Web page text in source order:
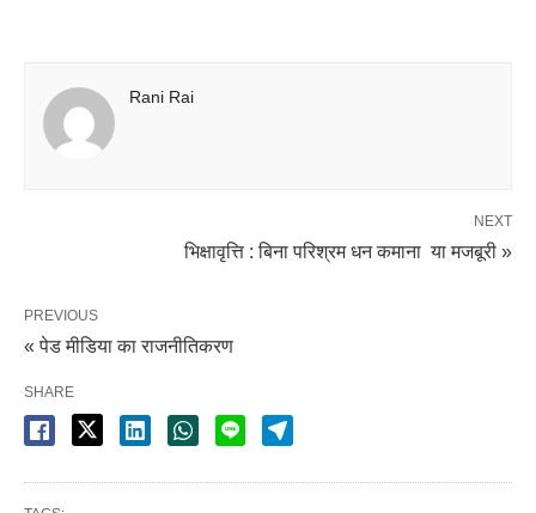
Rani Rai
NEXT
भिक्षावृत्ति : बिना परिश्रम धन कमाना या मजबूरी »
PREVIOUS
« पेड मीडिया का राजनीतिकरण
SHARE